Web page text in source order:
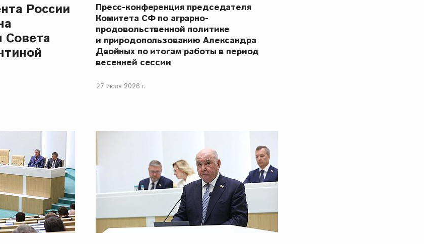
России
Совета
Пресс-конференция председателя
Комитета СФ по аграрно-
продовольственной политике
и природопользованию Александра
Двойных по итогам работы в период
весенней сессии
27 июля 2026 г.